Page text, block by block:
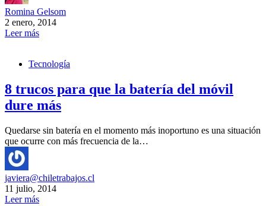
Romina Gelsom
2 enero, 2014
Leer más
Tecnología
8 trucos para que la batería del móvil
dure más
Quedarse sin batería en el momento más inoportuno es una situación
que ocurre con más frecuencia de la…
javiera@chiletrabajos.cl
11 julio, 2014
Leer más